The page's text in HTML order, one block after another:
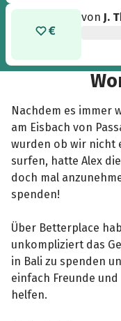
von J.
Nachdem es immer
am Eisbach von
wurden ob wir nicht
surfen, hatte Alex
doch mal
spenden!
Über Betterplace
unkompliziert das
in Bali zu spenden
einfach Freunde
helfen.